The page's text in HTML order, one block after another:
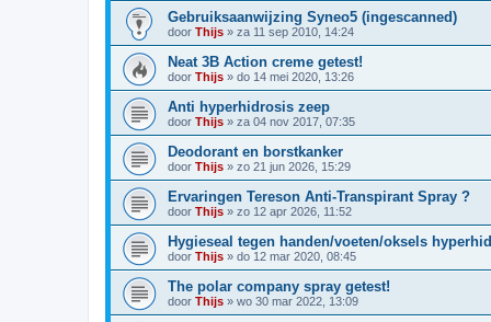
Gebruiksaanwijzing Syneo5 (ingescanned)
door Thijs » za 11 sep 2010, 14:24
Neat 3B Action creme getest!
door Thijs » do 14 mei 2020, 13:26
Anti hyperhidrosis zeep
door Thijs » za 04 nov 2017, 07:35
Deodorant en borstkanker
door Thijs » zo 21 jun 2026, 15:29
Ervaringen Tereson Anti-Transpirant Spray ?
door Thijs » zo 12 apr 2026, 11:52
Hygieseal tegen handen/voeten/oksels
door Thijs » do 12 mar 2020, 08:45
The polar company spray getest!
door Thijs » wo 30 mar 2022, 13:09